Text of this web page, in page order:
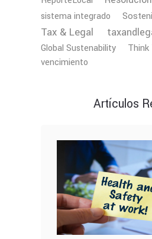
sistema integrado
Tax & Legal
Global Sustenability
Think
vencimiento
Artículos